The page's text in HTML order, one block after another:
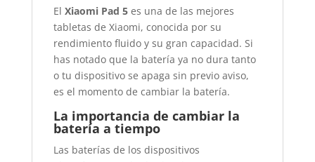
El Xiaomi Pad 5es una de las mejores
tabletas de Xiaomi, conocida por su
rendimiento fluido y su gran capacidad. Si
has notado que la batería ya no dura tanto
o tu dispositivo se apaga sin previo aviso,
es el momento de cambiar la batería.
La importancia de cambiar la
batería a tiempo
Las baterías de los dispositivos